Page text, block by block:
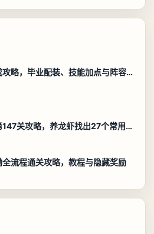
异环白藏养成攻略，毕业配装、技能加点与阵容搭配保姆级解析
聪明开局吧第147关攻略，养龙虾找出27个常用字通关答案
流程通关攻略，教程与隐藏奖励